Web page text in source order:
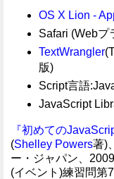
OS X Lion -
Safari (Webプ
TextWrangler
版)
Script言語
JavaScript
『初めての
(Shelley Powers著)、
ー・ジャパン、
(イベント)練習問第